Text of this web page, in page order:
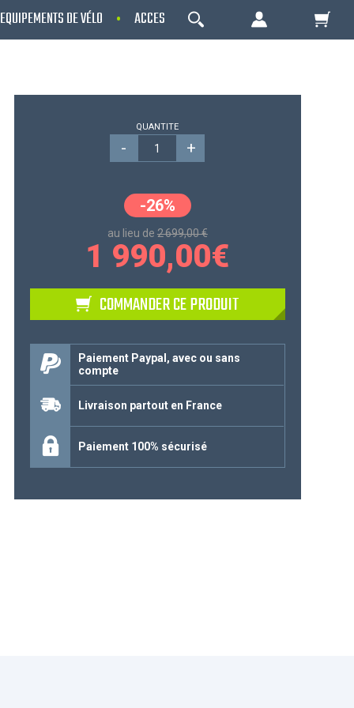
EQUIPEMENTS DE VÉLO ACCESSOIRES OCCASIONS -
OK
Votre panier est là pour vous servir. Donnez-
lui un but ! C'est un lieu temporaire où est
QUANTITE
- +
-26%
au lieu de 2 699,00 €
1 990,00€
COMMANDER CE PRODUIT
Paiement Paypal, avec ou sans
compte
Livraison partout en France
Paiement 100% sécurisé